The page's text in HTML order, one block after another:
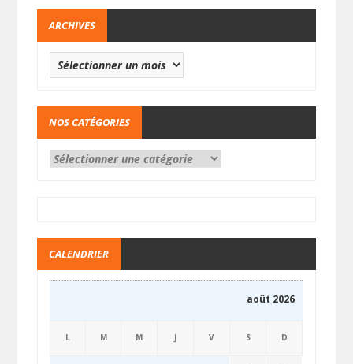
ARCHIVES
NOS CATÉGORIES
CALENDRIER
août 2026
L M M J V S D